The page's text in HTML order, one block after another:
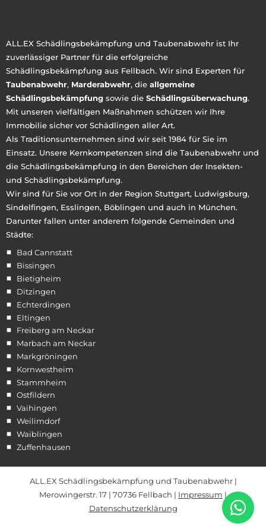
ALL.EX Schädlingsbekämpfung und Taubenabwehr ist Ihr
zuverlässiger Partner für die erfolgreiche
Schädlingsbekämpfung aus Fellbach. Wir sind Experten für
Taubenabwehr, Marderabwehr, die allgemeine
Schädlingsbekämpfung sowie die Schädlingsüberwachung.
Mit unseren vielfältigen Maßnahmen schützen wir Ihre
Immobilie sicher vor Schädlingen aller Art.
Als Traditionsunternehmen sind wir seit 1984 für Sie im
Einsatz. Unsere Kernkompetenzen sind die Taubenabwehr und
die Schädlingsbekämpfung in den Bereichen der Insekten-
und Schädlingsbekämpfung.
Wir sind für Sie vor Ort in der Region Stuttgart, Ludwigsburg,
Sindelfingen, Esslingen, Böblingen und auch in München.
Darunter fallen unter anderem folgende Gemeinden und
Städte:
Bad Cannstatt
Bissingen
Bietigheim
Ditzingen
Echterdingen
Eltingen
Freiberg am Neckar
Marbach am Neckar
Markgröningen
Kornwestheim
Stammheim
Ostfildern
Vaihingen
Weilimdorf
Waiblingen
Zuffenhausen
ALL.EX Schädlingsbekämpfung und Taubenabwehr |
Merowingerstr. 17 | 70736 Fellbach | Impressum |
Datenschutzerklärung